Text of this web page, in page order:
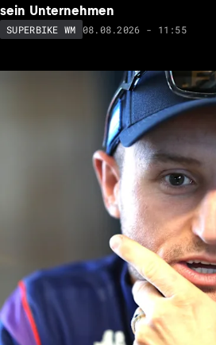
sein Unternehmen
SUPERBIKE WM 08.08.2026 - 11:55